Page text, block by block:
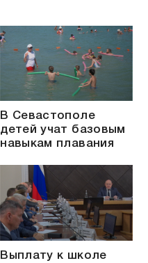
В Севастополе
детей учат базовым
навыкам плавания
Выплату к школе